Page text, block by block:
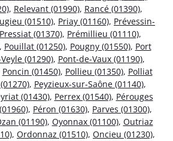
, Relevant (01990), Rancé (01390),
(01510), Priay (01160), Prévessin-
Pressiat (01370), Prémillieu (01110),
Pouillat (01250), Pougny (01550), Port
(01290), Pont-de-Vaux (01190),
Poncin (01450), Pollieu (01350), Polliat
, Peyzieux-sur-Saône (01140),
(01430), Perrex (01540), Pérouges
, Péron (01630), Parves (01300),
(01190), Oyonnax (01100), Outriaz
, Ordonnaz (01510), Oncieu (01230),